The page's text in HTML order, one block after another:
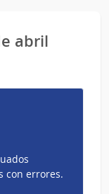
abril
con errores.